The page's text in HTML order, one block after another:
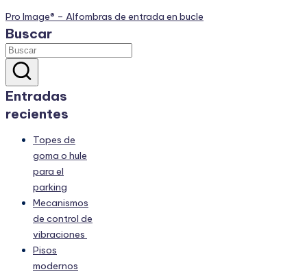
Pro Image® – Alfombras de entrada en bucle
Buscar
Entradas
recientes
Topes de
goma o hule
para el
parking
Mecanismos
de control de
vibraciones
Pisos
modernos